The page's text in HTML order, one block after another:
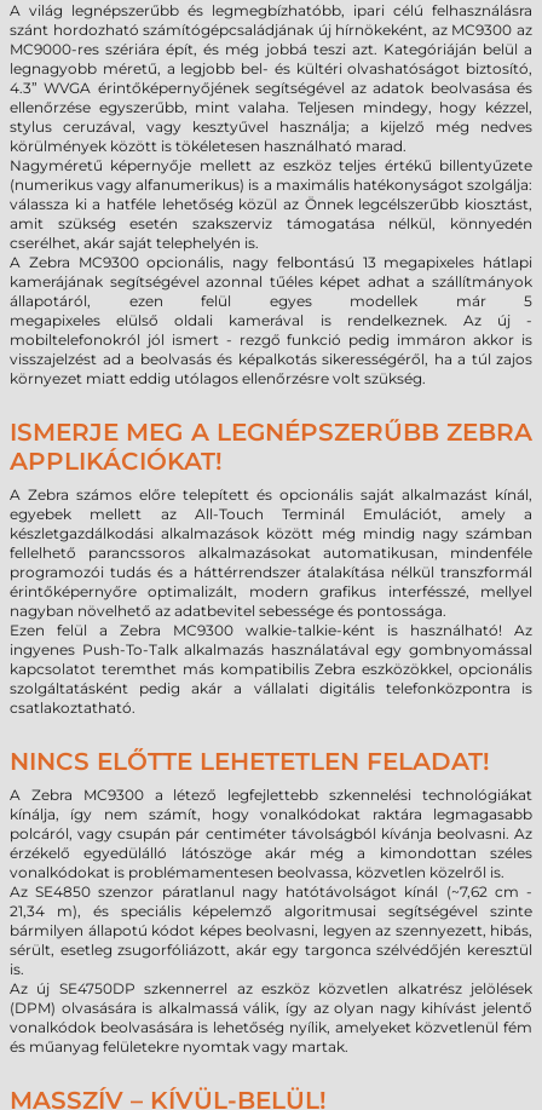
A világ legnépszerűbb és legmegbízhatóbb, ipari célú felhasználásra
szánt hordozható számítógépcsaládjának új hírnökeként, az MC9300 az
MC9000-res szériára épít, és még jobbá teszi azt. Kategóriáján belül a
legnagyobb méretű, a legjobb bel- és kültéri olvashatóságot biztosító,
4.3” WVGA érintőképernyőjének segítségével az adatok beolvasása és
ellenőrzése egyszerűbb, mint valaha. Teljesen mindegy, hogy kézzel,
stylus ceruzával, vagy kesztyűvel használja; a kijelző még nedves
körülmények között is tökéletesen használható marad.
Nagyméretű képernyője mellett az eszköz teljes értékű billentyűzete
(numerikus vagy alfanumerikus) is a maximális hatékonyságot szolgálja:
válassza ki a hatféle lehetőség közül az Önnek legcélszerűbb kiosztást,
amit szükség esetén szakszerviz támogatása nélkül, könnyedén
cserélhet, akár saját telephelyén is.
A Zebra MC9300opcionális, nagy felbontású 13 megapixeles hátlapi
kamerájának segítségével azonnal tűéles képet adhat a szállítmányok
állapotáról, ezen felül egyes modellek már 5
megapixeleselülső oldali kamerával is rendelkeznek. Az új -
mobiltelefonokról jól ismert - rezgő funkció pedig immáron akkor is
visszajelzést ad a beolvasás és képalkotás sikerességéről, ha a túl zajos
környezet miatt eddig utólagos ellenőrzésre volt szükség.
ISMERJE MEG A LEGNÉPSZERŰBB ZEBRA
APPLIKÁCIÓKAT!
A Zebra számos előre telepített és opcionális saját alkalmazást kínál,
egyebek mellett az All-Touch Terminál Emulációt, amely a
készletgazdálkodási alkalmazások között még mindig nagy számban
fellelhető parancssoros alkalmazásokat automatikusan, mindenféle
programozói tudás és a háttérrendszer átalakítása nélkül transzformál
érintőképernyőre optimalizált, modern grafikus interfésszé, mellyel
nagyban növelhető az adatbevitel sebessége és pontossága.
Ezen felül a Zebra MC9300 walkie-talkie-ként is használható! Az
ingyenes Push-To-Talk alkalmazás használatával egy gombnyomással
kapcsolatot teremthet más kompatibilis Zebra eszközökkel, opcionális
szolgáltatásként pedig akár a vállalati digitális telefonközpontra is
csatlakoztatható.
NINCS ELŐTTE LEHETETLEN FELADAT!
A Zebra MC9300 a létező legfejlettebb szkennelési technológiákat
kínálja, így nem számít, hogy vonalkódokat raktára legmagasabb
polcáról, vagy csupán pár centiméter távolságból kívánja beolvasni. Az
érzékelő egyedülálló látószöge akár még a kimondottan széles
vonalkódokat is problémamentesen beolvassa, közvetlen közelről is.
Az SE4850 szenzor páratlanul nagy hatótávolságot kínál (~7,62 cm -
21,34 m), és speciális képelemző algoritmusai segítségével szinte
bármilyen állapotú kódot képes beolvasni, legyen az szennyezett, hibás,
sérült, esetleg zsugorfóliázott, akár egy targonca szélvédőjén keresztül
is.
Az új SE4750DP szkennerrel az eszköz közvetlen alkatrész jelölések
(DPM) olvasására is alkalmassá válik, így az olyan nagy kihívást jelentő
vonalkódok beolvasására is lehetőség nyílik, amelyeket közvetlenül fém
és műanyag felületekre nyomtak vagy martak.
MASSZÍV – KÍVÜL-BELÜL!